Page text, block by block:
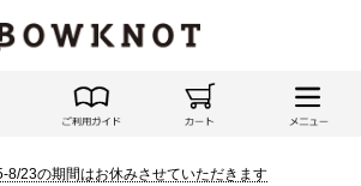
8/23の期間はお休みさせていただきます